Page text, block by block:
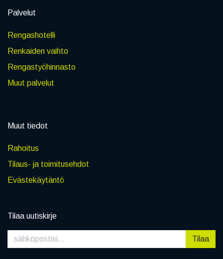
Palvelut
Rengashotelli
Renkaiden vaihto
Rengastyöhinnasto
Muut palvelut
Muut tiedot
Rahoitus
Tilaus- ja toimitusehdot
Evästekäytäntö
Tilaa uutiskirje
Tilaa